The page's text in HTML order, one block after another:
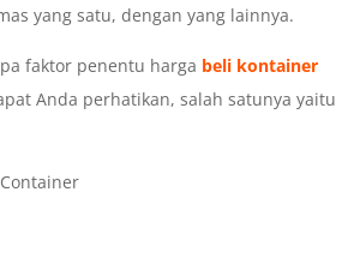
yang satu, dengan yang lainnya.
faktor penentu harga beli kontainer
Anda perhatikan, salah satunya yaitu